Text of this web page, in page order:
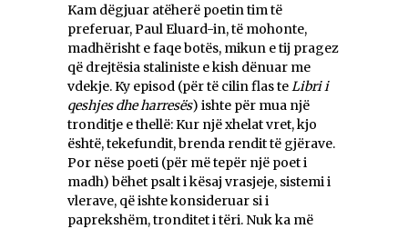
Kam dëgjuar atëherë poetin tim të
preferuar, Paul Eluard-in, të mohonte,
madhërisht e faqe botës, mikun e tij pragez
që drejtësia staliniste e kish dënuar me
vdekje. Ky episod (për të cilin flas teLibri i
qeshjes dhe harresës) ishte për mua një
tronditje e thellë: Kur një xhelat vret, kjo
është, tekefundit, brenda rendit të gjërave.
Por nëse poeti (për më tepër një poet i
madh) bëhet psalt i kësaj vrasjeje, sistemi i
vlerave, që ishte konsideruar si i
paprekshëm, tronditet i tëri. Nuk ka më